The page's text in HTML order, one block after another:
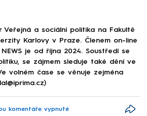
Veřejná a sociální politika na Fakultě
Karlovy v Praze. Členem on-line
je od října 2024. Soustředí se
se zájmem sleduje také dění ve
volném čase se věnuje zejména
komentáře vypnuté